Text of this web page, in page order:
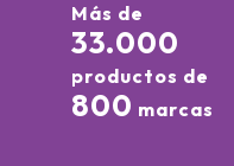
Más de
33.000
productos de
800 marcas